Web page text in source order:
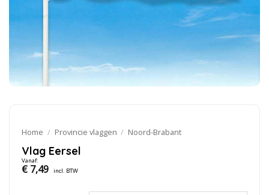
Home / Provincie vlaggen / Noord-Brabant
Vlag Eersel
Vanaf:
€7,49 incl. BTW